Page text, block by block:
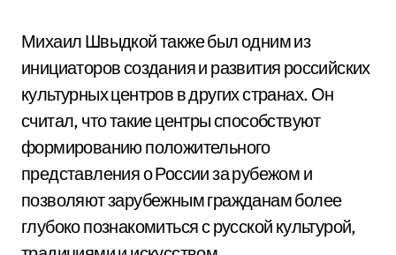
Михаил Швыдкой также был одним из
инициаторов создания и развития российских
культурных центров в других странах. Он
считал, что такие центры способствуют
формированию положительного
представления о России за рубежом и
позволяют зарубежным гражданам более
глубоко познакомиться с русской культурой,